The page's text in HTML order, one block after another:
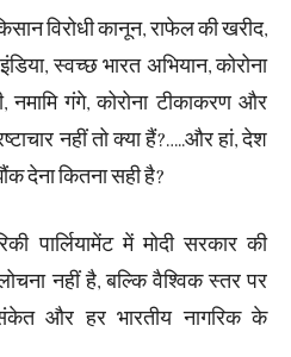
विरोधी कानून, राफेल की खरीद,
स्वच्छ भारत अभियान, कोरोना
गंगे, कोरोना टीकाकरण और
नहीं तो क्या हैं?…..और हां, देश
देना कितना सही है?
पार्लियामेंट में मोदी सरकार की
नहीं है, बल्कि वैश्विक स्तर पर
और हर भारतीय नागरिक के